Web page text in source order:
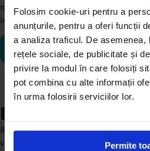
Folosim cookie-uri pentru a
anunțurile, pentru a oferi funcții
a analiza traficul. De asemenea,
rețele sociale, de publicitate și
privire la modul în care folosiți
pot combina cu alte informații
în urma folosirii serviciilor lor.
Permite
națională, într-un parcurs educațional
internațională cu păstrarea identității
DESCOPERĂ LICEUL
Descoperă
8 generații. 179 de absolvenți. Un
viitor. Astăzi, absolvenții Avenor își